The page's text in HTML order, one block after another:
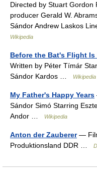
Directed by Stuart Gordon
producer Gerald W.
Sándor Andrew Laskos
Wikipedia
Before the Bat's Flight Is
Written by Péter Tímár
Sándor Kardos …
Wikipedia
My Father's Happy Years
Sándor Simó Starring
Andor …
Wikipedia
Anton der Zauberer—
Produktionsland DDR …